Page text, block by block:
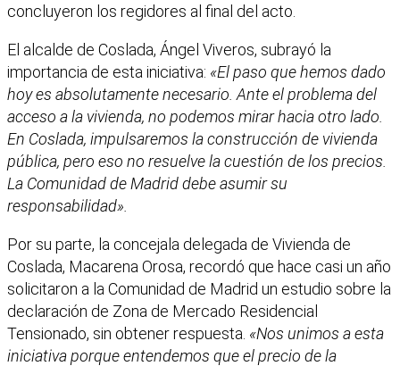
concluyeron los regidores al final del acto.
El alcalde de Coslada, Ángel Viveros, subrayó la
importancia de esta iniciativa: «El paso que hemos dado
hoy es absolutamente necesario. Ante el problema del
acceso a la vivienda, no podemos mirar hacia otro lado.
En Coslada, impulsaremos la construcción de vivienda
pública, pero eso no resuelve la cuestión de los precios.
La Comunidad de Madrid debe asumir su
responsabilidad».
Por su parte, la concejala delegada de Vivienda de
Coslada, Macarena Orosa, recordó que hace casi un año
solicitaron a la Comunidad de Madrid un estudio sobre la
declaración de Zona de Mercado Residencial
Tensionado, sin obtener respuesta. «Nos unimos a esta
iniciativa porque entendemos que el precio de la